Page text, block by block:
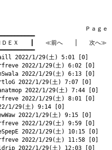
ｅ
ＤＥＸ ≪前へ
次へ≫
2022/1/29(土) 5:01 [0]
2022/1/29(土) 6:02 [0]
2022/1/29(土) 6:13 [0]
2022/1/29(土) 7:07 [0]
2022/1/29(土) 7:44 [0]
2022/1/29(土) 8:01 [0]
1/29(土) 9:14 [0]
2022/1/29(土) 9:15 [0]
2022/1/29(土) 9:59 [0]
2022/1/29(土) 10:15 [0]
2022/1/29(土) 11:58 [0]
2022/1/29(土) 12:03 [0]